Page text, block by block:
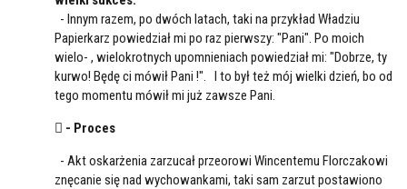
- Innym razem, po dwóch latach, taki na przykład Władziu
Papierkarz powiedział mi po raz pierwszy: "Pani". Po moich
wielo- , wielokrotnych upomnieniach powiedział mi: "Dobrze, ty
kurwo! Będę ci mówił Pani !". I to był też mój wielki dzień, bo od
tego momentu mówił mi już zawsze Pani.
 - Proces
- Akt oskarżenia zarzucał przeorowi Wincentemu Florczakowi
znęcanie się nad wychowankami, taki sam zarzut postawiono